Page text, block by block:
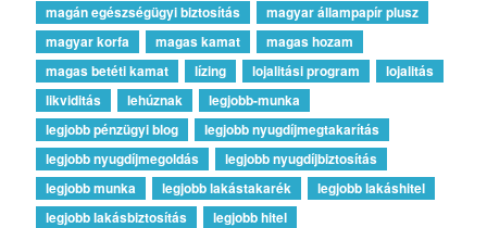
magán egészségügyi biztosítás
magyar állampapír plusz
magyar korfa
magas kamat
magas hozam
magas betéti kamat
lízing lojalitási program
lojalitás
likviditás
lehúznak
legjobb-munka
legjobb pénzügyi blog
legjobb nyugdíjmegtakarítás
legjobb nyugdíjmegoldás
legjobb nyugdíjbiztosítás
legjobb munka
legjobb lakástakarék
legjobb lakáshitel
legjobb lakásbiztosítás
legjobb hitel